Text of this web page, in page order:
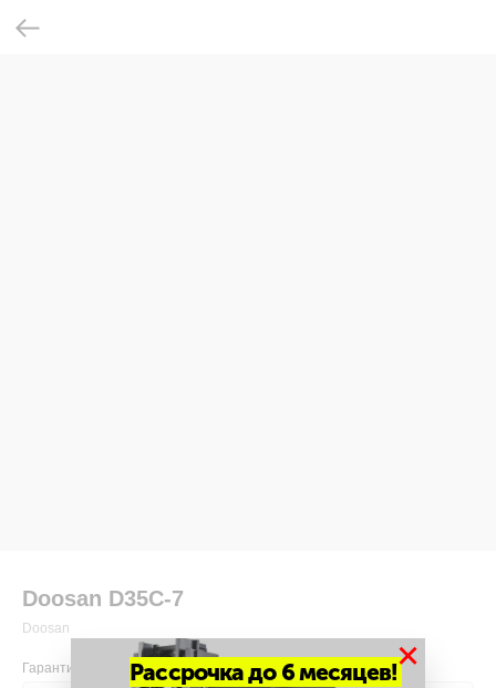
Doosan D35С-7
Doosan
Гарантия
Рассрочка до 6 месяцев!×